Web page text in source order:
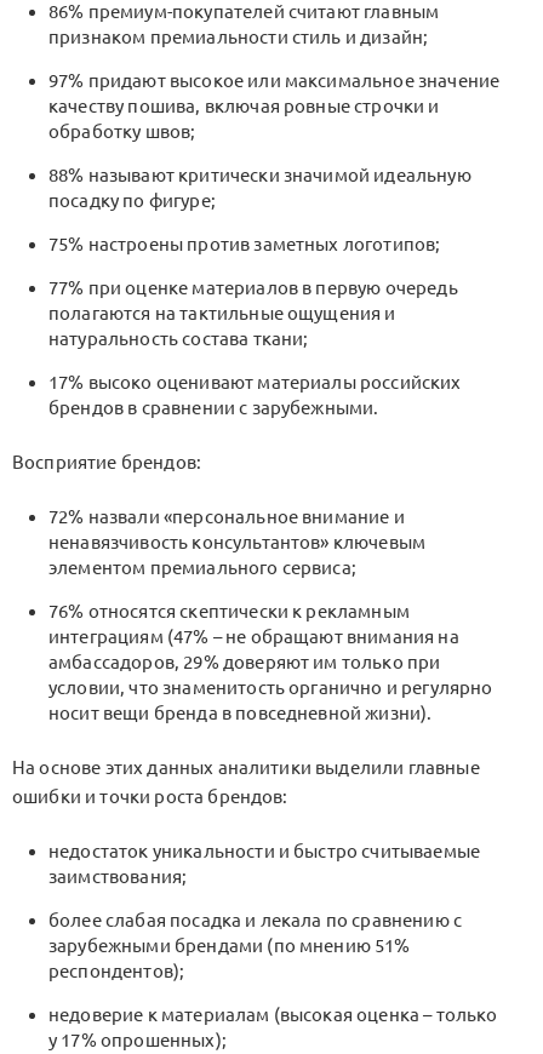
86% премиум-покупателей считают главным
признаком премиальности стиль и дизайн;
97% придают высокое или максимальное значение
качеству пошива, включая ровные строчки и
обработку швов;
88% называют критически значимой идеальную
посадку по фигуре;
75% настроены против заметных логотипов;
77% при оценке материалов в первую очередь
полагаются на тактильные ощущения и
натуральность состава ткани;
17% высоко оценивают материалы российских
брендов в сравнении с зарубежными.
Восприятие брендов:
72% назвали «персональное внимание и
ненавязчивость консультантов» ключевым
элементом премиального сервиса;
76% относятся скептически к рекламным
интеграциям (47% – не обращают внимания на
амбассадоров, 29% доверяют им только при
условии, что знаменитость органично и регулярно
носит вещи бренда в повседневной жизни).
На основе этих данных аналитики выделили главные
ошибки и точки роста брендов:
недостаток уникальности и быстро считываемые
заимствования;
более слабая посадка и лекала по сравнению с
зарубежными брендами (по мнению 51%
респондентов);
недоверие к материалам (высокая оценка – только
у 17% опрошенных);